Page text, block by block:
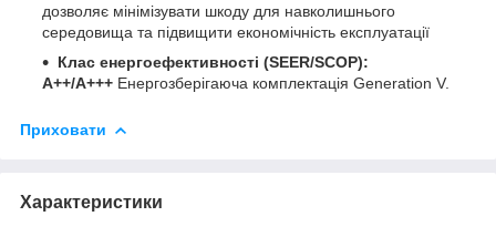
дозволяє мінімізувати шкоду для навколишнього
середовища та підвищити економічність експлуатації
Клас енергоефективності (SEER/SCOP):
A++/A+++ Енергозберігаюча комплектація Generation V.
Приховати
Характеристики